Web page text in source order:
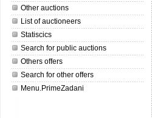
Other auctions
List of auctioneers
Statiscics
Search for public auctions
Others offers
Search for other offers
Menu.PrimeZadani